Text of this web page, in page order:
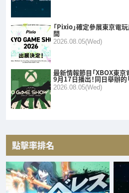
「Pixio」確定參展東京電
間
2026.08.05(Wed)
最新情報節目「XBOX東
9月17日播出！同日舉辦的
2026.08.05(Wed)
點擊率排名